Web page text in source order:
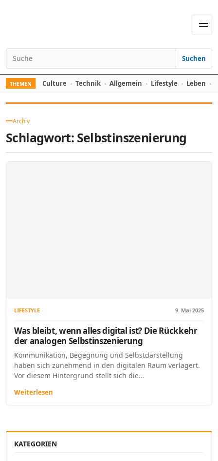
Search for:
Suchen
THEMEN Culture Technik Allgemein Lifestyle Leben
Archiv
Schlagwort: Selbstinszenierung
LIFESTYLE 9. Mai 2025
Was bleibt, wenn alles digital ist? Die Rückkehr
der analogen Selbstinszenierung
Kommunikation, Begegnung und Selbstdarstellung
haben sich zunehmend in den digitalen Raum verlagert.
Vor diesem Hintergrund stellt sich die…
Weiterlesen
KATEGORIEN